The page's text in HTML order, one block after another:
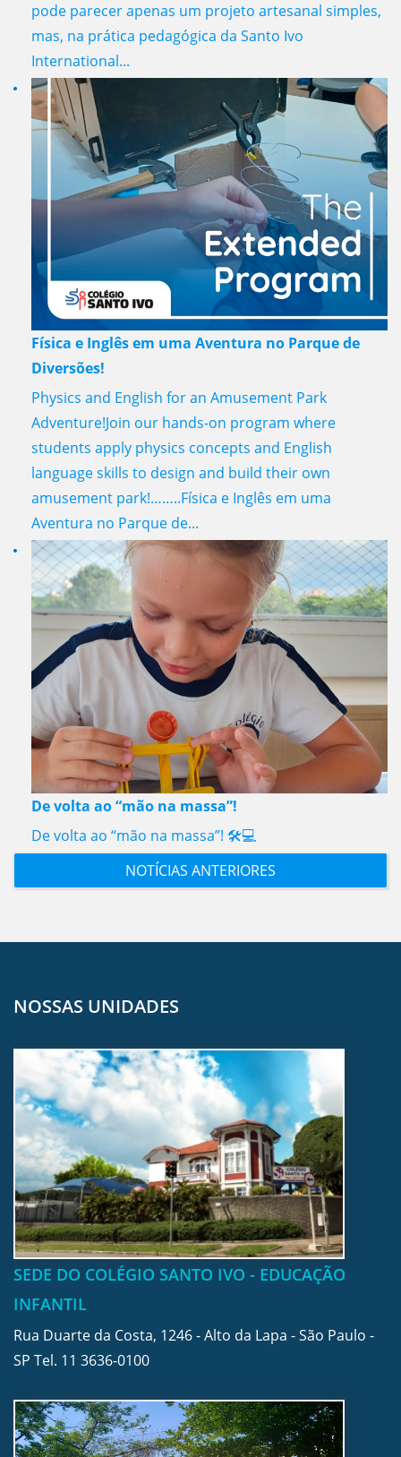
pode parecer apenas um projeto artesanal simples,
mas, na prática pedagógica da Santo Ivo
International...
Física e Inglês em uma Aventura no Parque de
Diversões!
Physics and English for an Amusement Park
Adventure!Join our hands-on program where
students apply physics concepts and English
language skills to design and build their own
amusement park!……..Física e Inglês em uma
Aventura no Parque de...
De volta ao “mão na massa”!
De volta ao “mão na massa”! 🛠️💻
NOTÍCIAS ANTERIORES
NOSSAS UNIDADES
SEDE DO COLÉGIO SANTO IVO - EDUCAÇÃO
INFANTIL
Rua Duarte da Costa, 1246 - Alto da Lapa - São Paulo -
SP Tel. 11 3636-0100